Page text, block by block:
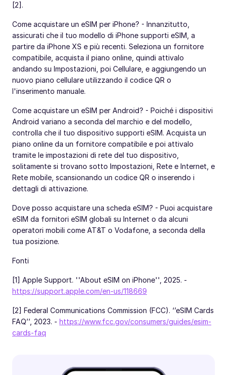
[2].
Come acquistare un eSIM per iPhone? - Innanzitutto,
assicurati che il tuo modello di iPhone supporti eSIM, a
partire da iPhone XS e più recenti. Seleziona un fornitore
compatibile, acquista il piano online, quindi attivalo
andando su Impostazioni, poi Cellulare, e aggiungendo un
nuovo piano cellulare utilizzando il codice QR o
l'inserimento manuale.
Come acquistare un eSIM per Android? - Poiché i dispositivi
Android variano a seconda del marchio e del modello,
controlla che il tuo dispositivo supporti eSIM. Acquista un
piano online da un fornitore compatibile e poi attivalo
tramite le impostazioni di rete del tuo dispositivo,
solitamente si trovano sotto Impostazioni, Rete e Internet, e
Rete mobile, scansionando un codice QR o inserendo i
dettagli di attivazione.
Dove posso acquistare una scheda eSIM? - Puoi acquistare
eSIM da fornitori eSIM globali su Internet o da alcuni
operatori mobili come AT&T o Vodafone, a seconda della
tua posizione.
Fonti
[1] Apple Support. ''About eSIM on iPhone'', 2025. -
https://support.apple.com/en-us/118669
[2] Federal Communications Commission (FCC). ‘’eSIM Cards
FAQ’’, 2023. - https://www.fcc.gov/consumers/guides/esim-
cards-faq